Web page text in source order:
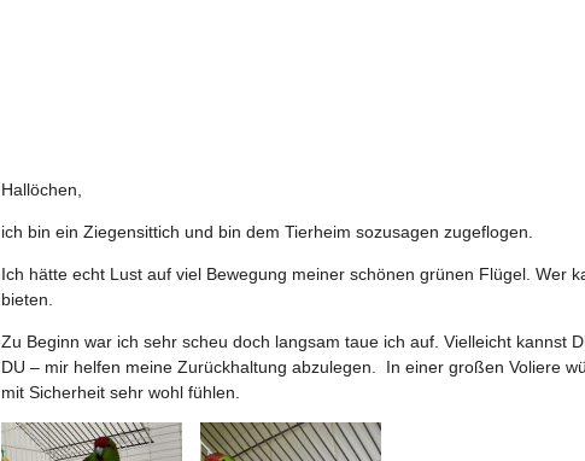
Hallöchen,
ich bin ein Ziegensittich und bin dem Tierheim sozusagen zugeflogen.
Ich hätte echt Lust auf viel Bewegung meiner schönen grünen Flügel. Wer
bieten.
Zu Beginn war ich sehr scheu doch langsam taue ich auf. Vielleicht kannst
DU – mir helfen meine Zurückhaltung abzulegen. In einer großen Voliere
mit Sicherheit sehr wohl fühlen.